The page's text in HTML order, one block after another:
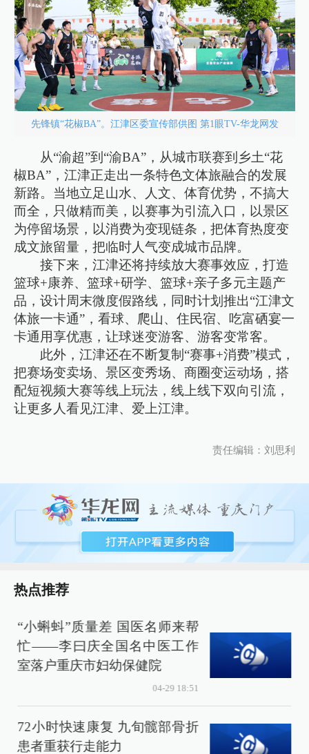
先锋镇“花椒BA”。江津区委宣传部供图 第1眼TV-华龙网发
从“渝超”到“渝BA”，从城市联赛到乡土“花
椒BA”，江津正走出一条特色文体旅融合的发展
新路。当地立足山水、人文、体育优势，不搞大
而全，只做精而美，以赛事为引流入口，以景区
为停留场景，以消费为变现链条，把体育热度变
成文旅留量，把临时人气变成城市品牌。
接下来，江津还将持续放大赛事效应，打造
篮球+康养、篮球+研学、篮球+亲子多元主题产
品，设计周末微度假路线，同时计划推出“江津文
体旅一卡通”，看球、爬山、住民宿、吃富硒宴一
卡通用享优惠，让球迷变游客、游客变常客。
此外，江津还在不断复制“赛事+消费”模式，
把赛场变卖场、景区变秀场、商圈变运动场，搭
配短视频大赛等线上玩法，线上线下双向引流，
让更多人看见江津、爱上江津。
责任编辑：刘思利
热点推荐
“小蝌蚪”质量差 国医名师来帮
忙——李曰庆全国名中医工作
室落户重庆市妇幼保健院
04-29 18:51
72小时快速康复 九旬髋部骨折
患者重获行走能力